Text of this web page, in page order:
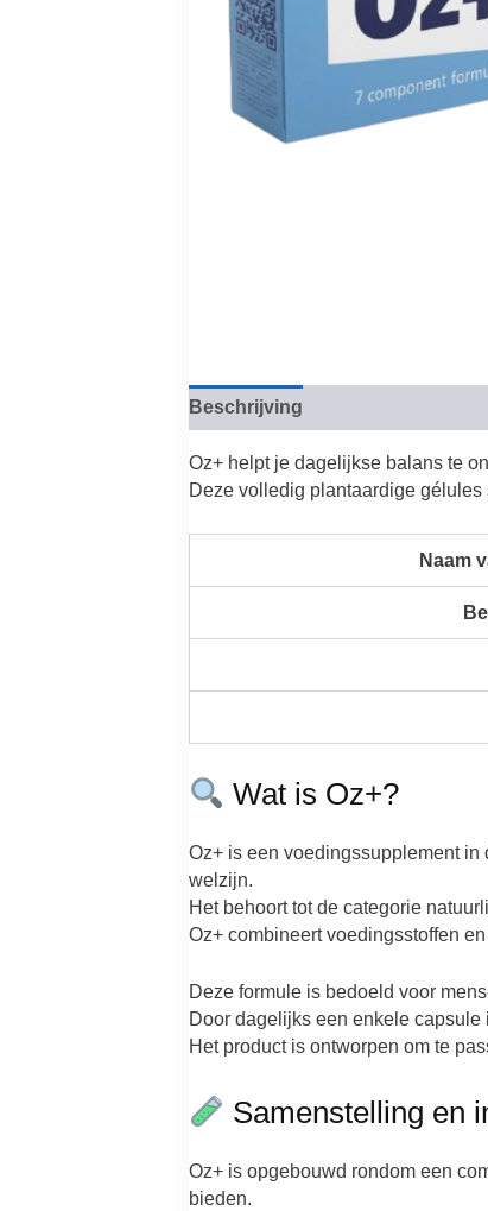
Beschrijving
Oz+ helpt je dagelijkse balans te
Deze volledig plantaardige
Naam
Wat is Oz+?
Oz+ is een voedingssupplement
welzijn.
Het behoort tot de categorie
Oz+ combineert voedingsstoffen
Deze formule is bedoeld voor
Door dagelijks een enkele
Het product is ontworpen om te
Samenstelling en
Oz+ is opgebouwd rondom een
bieden.